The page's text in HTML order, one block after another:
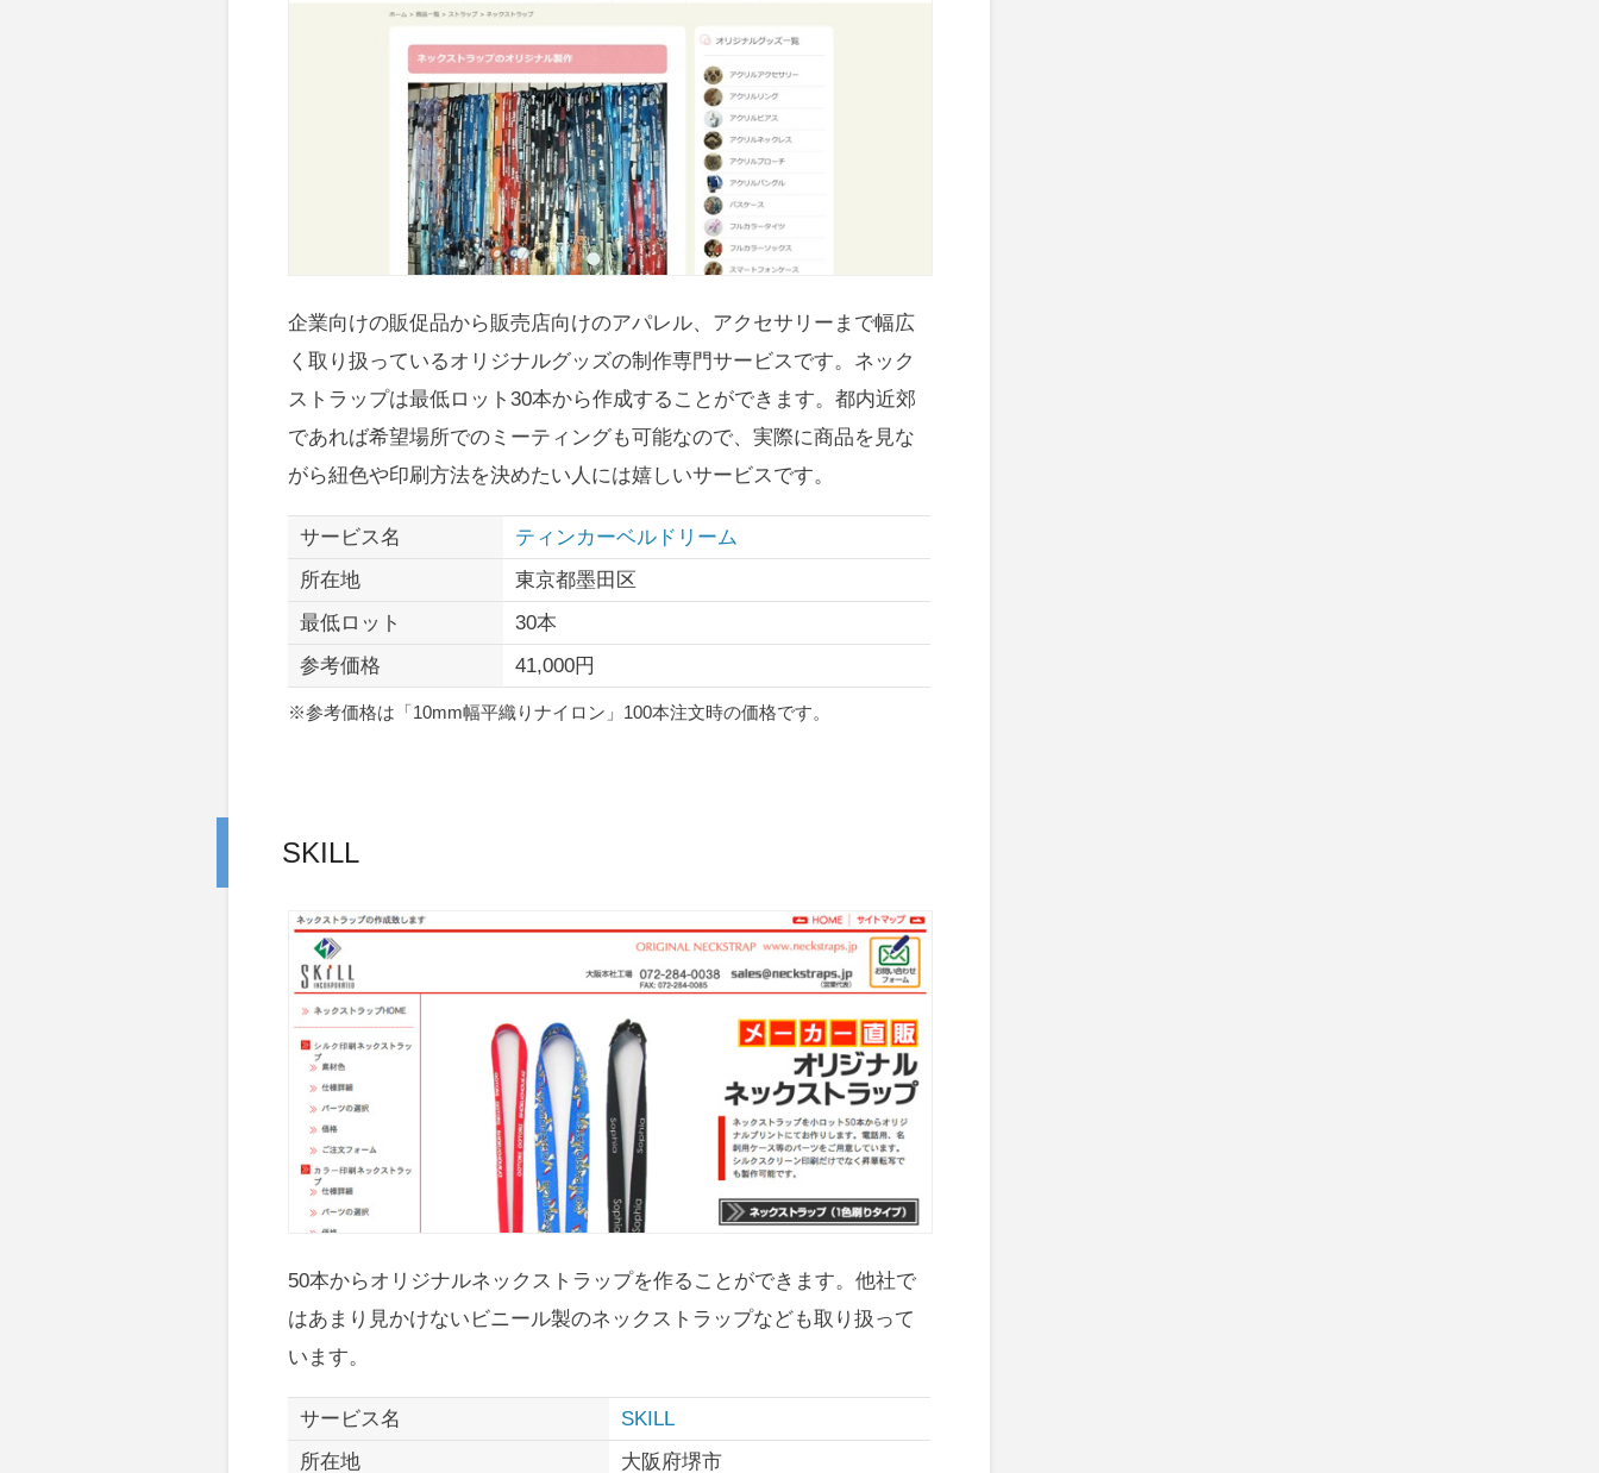
企業向けの販促品から販売店向けのアパレル、アクセサリーまで幅広
く取り扱っているオリジナルグッズの制作専門サービスです。ネック
ストラップは最低ロット30本から作成することができます。都内近郊
であれば希望場所でのミーティングも可能なので、実際に商品を見な
がら紐色や印刷方法を決めたい人には嬉しいサービスです。
サービス名
ティンカーベルドリーム
所在地
東京都墨田区
最低ロット
30本
参考価格
41,000円
※参考価格は「10mm幅平織りナイロン」100本注文時の価格です。
SKILL
50本からオリジナルネックストラップを作ることができます。他社で
はあまり見かけないビニール製のネックストラップなども取り扱って
います。
サービス名
SKILL
所在地
大阪府堺市